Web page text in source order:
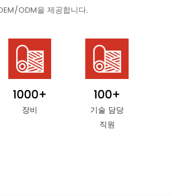
ODM을 제공합니다.
1000+
장비
100+
기술 담당
직원